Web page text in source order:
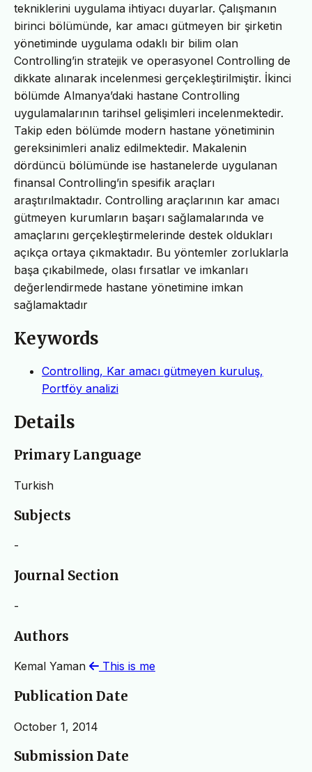
tekniklerini uygulama ihtiyacı duyarlar. Çalışmanın
birinci bölümünde, kar amacı gütmeyen bir şirketin
yönetiminde uygulama odaklı bir bilim olan
Controlling’in stratejik ve operasyonel Controlling de
dikkate alınarak incelenmesi gerçekleştirilmiştir. İkinci
bölümde Almanya’daki hastane Controlling
uygulamalarının tarihsel gelişimleri incelenmektedir.
Takip eden bölümde modern hastane yönetiminin
gereksinimleri analiz edilmektedir. Makalenin
dördüncü bölümünde ise hastanelerde uygulanan
finansal Controlling’in spesifik araçları
araştırılmaktadır. Controlling araçlarının kar amacı
gütmeyen kurumların başarı sağlamalarında ve
amaçlarını gerçekleştirmelerinde destek oldukları
açıkça ortaya çıkmaktadır. Bu yöntemler zorluklarla
başa çıkabilmede, olası fırsatlar ve imkanları
değerlendirmede hastane yönetimine imkan
sağlamaktadır
Keywords
Controlling, Kar amacı gütmeyen kuruluş,
Portföy analizi
Details
Primary Language
Turkish
Subjects
-
Journal Section
-
Authors
Kemal Yaman This is me
Publication Date
October 1, 2014
Submission Date